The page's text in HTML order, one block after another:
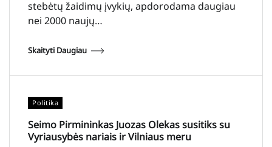
stebėtų žaidimų įvykių, apdorodama daugiau
nei 2000 naujų…
Skaityti Daugiau
Politika
Seimo Pirmininkas Juozas Olekas susitiks su
Vyriausybės nariais ir Vilniaus meru